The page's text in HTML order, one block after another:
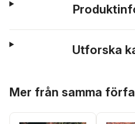
Utforska
Mer från samma